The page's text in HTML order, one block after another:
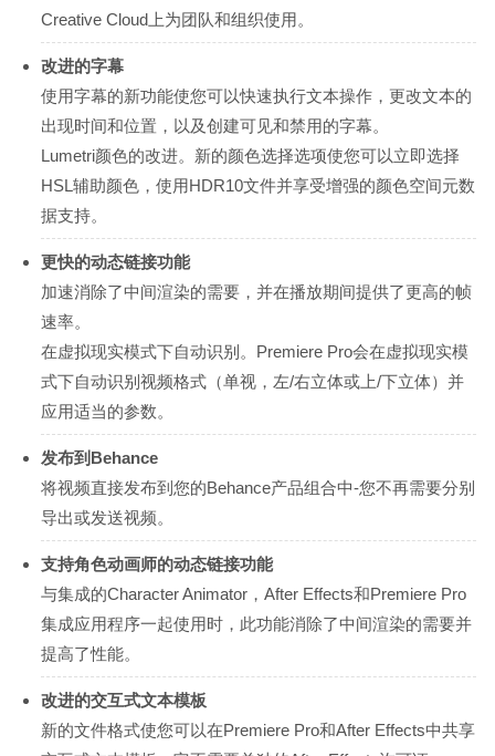
Creative Cloud上为团队和组织使用。
改进的字幕
使用字幕的新功能使您可以快速执行文本操作，更改文本的
出现时间和位置，以及创建可见和禁用的字幕。
Lumetri颜色的改进。新的颜色选择选项使您可以立即选择
HSL辅助颜色，使用HDR10文件并享受增强的颜色空间元数
据支持。
更快的动态链接功能
加速消除了中间渲染的需要，并在播放期间提供了更高的帧
速率。
在虚拟现实模式下自动识别。Premiere Pro会在虚拟现实模
式下自动识别视频格式（单视，左/右立体或上/下立体）并
应用适当的参数。
发布到Behance
将视频直接发布到您的Behance产品组合中-您不再需要分别
导出或发送视频。
支持角色动画师的动态链接功能
与集成的Character Animator，After Effects和Premiere Pro
集成应用程序一起使用时，此功能消除了中间渲染的需要并
提高了性能。
改进的交互式文本模板
新的文件格式使您可以在Premiere Pro和After Effects中共享